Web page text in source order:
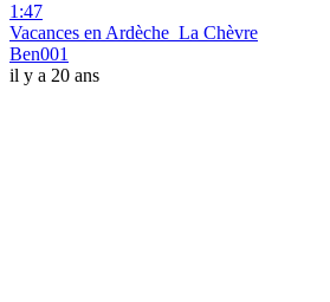
1:47
Vacances en Ardèche_La Chèvre
Ben001
il y a 20 ans